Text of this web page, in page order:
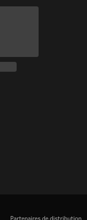
Partenaires de distribution